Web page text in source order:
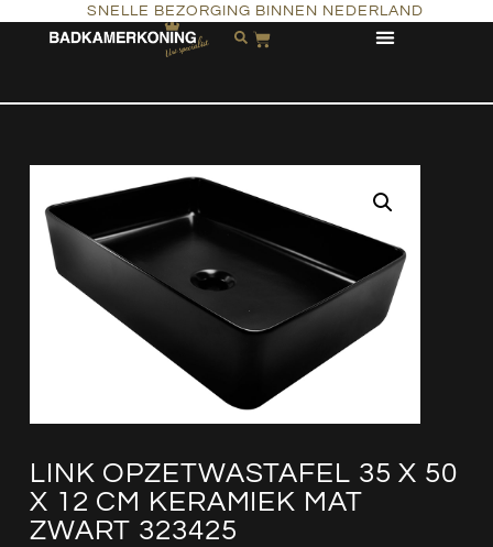
SNELLE BEZORGING BINNEN NEDERLAND
LINK OPZETWASTAFEL 35 X 50
X 12 CM KERAMIEK MAT
ZWART 323425